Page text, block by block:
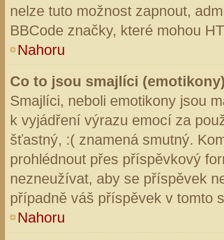
nelze tuto možnost zapnout,
BBCode značky, které mohou
Nahoru
Co to jsou smajlíci
Smajlíci, neboli emotikony jsou
k vyjádření výrazu emocí za
šťastný, :( znamená smutný.
prohlédnout přes příspěvkový
nezneužívat, aby se příspěvek
případně váš příspěvek v tomto
Nahoru